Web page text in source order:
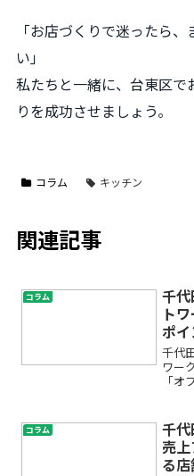
「お店づくりで迷ったら
い」
私たちと一緒に、台東区で
りを成功させましょう。
コラム キッチン
関連記事
コラム
千
ト
ポ
事
千代
ワー
「
モ
が
えれ
向上
コラム
千
売
る